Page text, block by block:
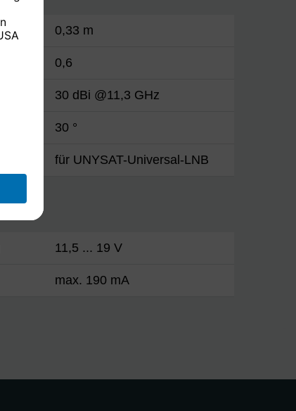
0,33 m
0,6
30 dBi @11,3 GHz
30 °
für UNYSAT-Universal-LNB
11,5 ... 19 V
max. 190 mA